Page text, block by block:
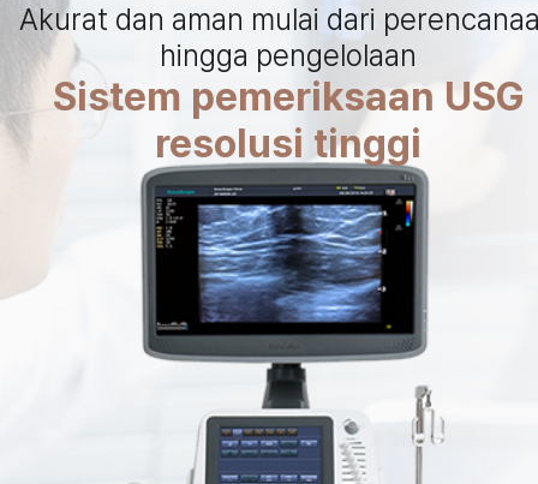
Akurat dan aman mulai dari
hingga pengelolaan
Sistem pemeriksaan USG
resolusi tinggi